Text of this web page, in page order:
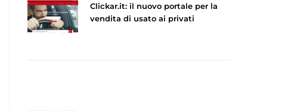
Clickar.it: il nuovo portale per la
vendita di usato ai privati